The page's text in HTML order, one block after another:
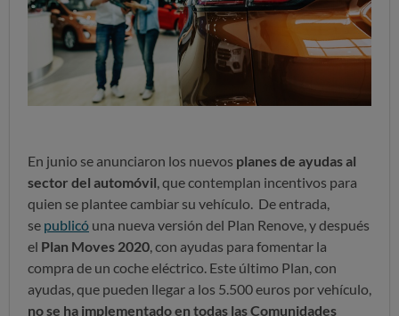
En junio se anunciaron los nuevos planes de ayudas al
sector del automóvil , que contemplan incentivos para
quien se plantee cambiar su vehículo. De entrada,
se publicó una nueva versión del Plan Renove, y después
el Plan Moves 2020 , con ayudas para fomentar la
compra de un coche eléctrico. Este último Plan, con
ayudas, que pueden llegar a los 5.500 euros por vehículo,
no se ha implementado en todas las Comunidades